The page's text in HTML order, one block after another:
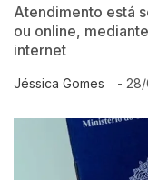
Atendimento está
ou online,
internet
Jéssica Gomes - 28/